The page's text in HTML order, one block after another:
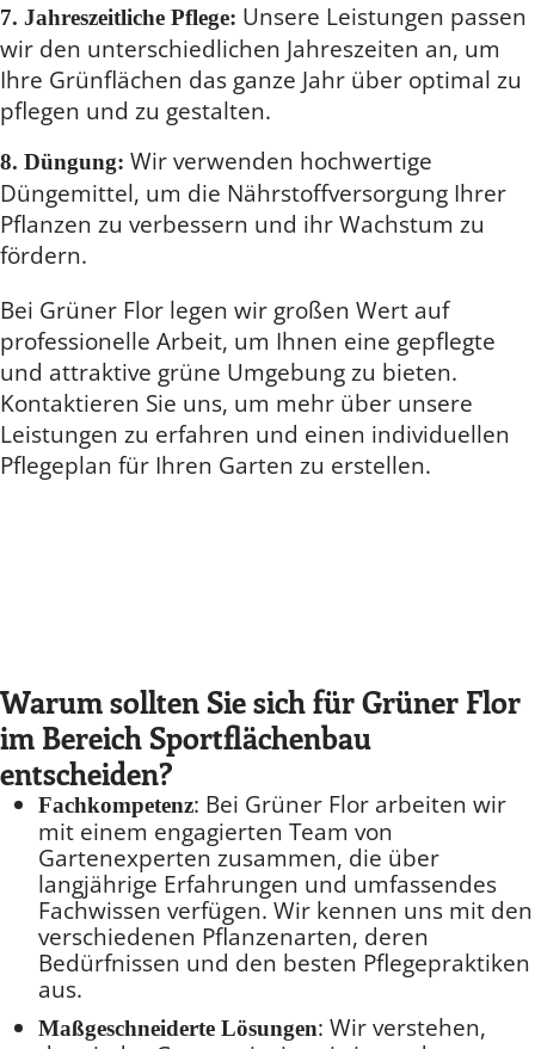
7. Jahreszeitliche Pflege: Unsere Leistungen passen
wir den unterschiedlichen Jahreszeiten an, um
Ihre Grünflächen das ganze Jahr über optimal zu
pflegen und zu gestalten.
8. Düngung: Wir verwenden hochwertige
Düngemittel, um die Nährstoffversorgung Ihrer
Pflanzen zu verbessern und ihr Wachstum zu
fördern.
Bei Grüner Flor legen wir großen Wert auf
professionelle Arbeit, um Ihnen eine gepflegte
und attraktive grüne Umgebung zu bieten.
Kontaktieren Sie uns, um mehr über unsere
Leistungen zu erfahren und einen individuellen
Pflegeplan für Ihren Garten zu erstellen.
Warum sollten Sie sich für Grüner Flor
im Bereich Sportflächenbau
entscheiden?
Fachkompetenz: Bei Grüner Flor arbeiten wir
mit einem engagierten Team von
Gartenexperten zusammen, die über
langjährige Erfahrungen und umfassendes
Fachwissen verfügen. Wir kennen uns mit den
verschiedenen Pflanzenarten, deren
Bedürfnissen und den besten Pflegepraktiken
aus.
Maßgeschneiderte Lösungen: Wir verstehen,